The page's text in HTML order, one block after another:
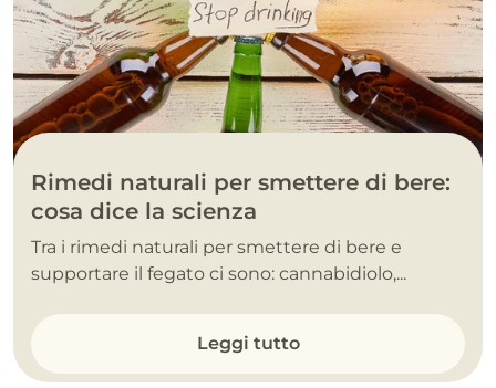
Rimedi naturali per smettere di bere:
cosa dice la scienza
Tra i rimedi naturali per smettere di bere e
supportare il fegato ci sono: cannabidiolo,...
Leggi tutto